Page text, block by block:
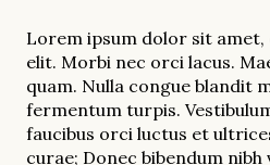
Lorem ipsum dolor sit
elit. Morbi nec orci lacus.
quam. Nulla congue blandit
fermentum turpis.
faucibus orci luctus et
curae; Donec bibendum nibh